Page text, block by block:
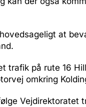
at
trafik på rute 16
omkring
Vejdirektoratet